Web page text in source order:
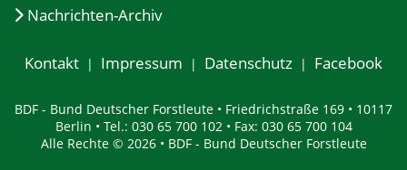
Nachrichten-Archiv
Kontakt Impressum Datenschutz Facebook
BDF - Bund Deutscher Forstleute • Friedrichstraße 169 • 10117
Berlin • Tel.: 030 65 700 102 • Fax: 030 65 700 104
Alle Rechte © 2026 • BDF - Bund Deutscher Forstleute